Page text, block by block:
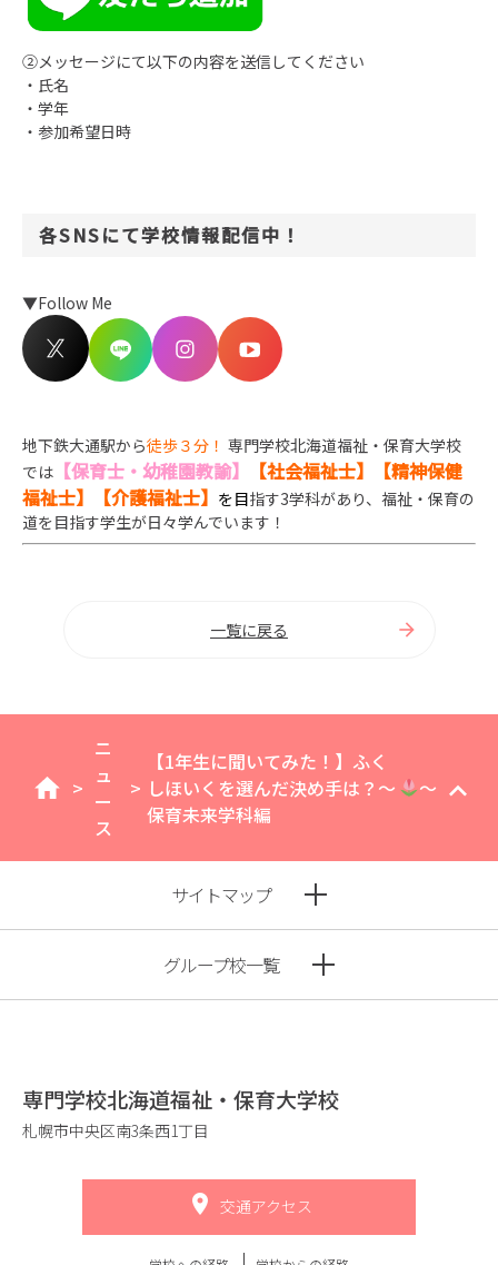
②メッセージにて以下の内容を送信してください
・氏名
・学年
・参加希望日時
各SNSにて学校情報配信中！
▼Follow Me
地下鉄大通駅から徒歩３分！ 専門学校北海道福祉・保育大学校
では 【保育士・幼稚園教諭】
【社会福祉士】【精神保健
福祉士】【介護福祉士】 を目指す3学科があり、福祉・保育の
道を目指す学生が日々学んでいます！
一覧に戻る
home
>
ニ
ュ
ー
ス
>
【1年生に聞いてみた！】ふく
しほいくを選んだ決め手は？～
保育未来学科編
～
サイトマップ
グループ校一覧
専門学校北海道福祉・保育大学校
札幌市中央区南3条西1丁目
交通アクセス